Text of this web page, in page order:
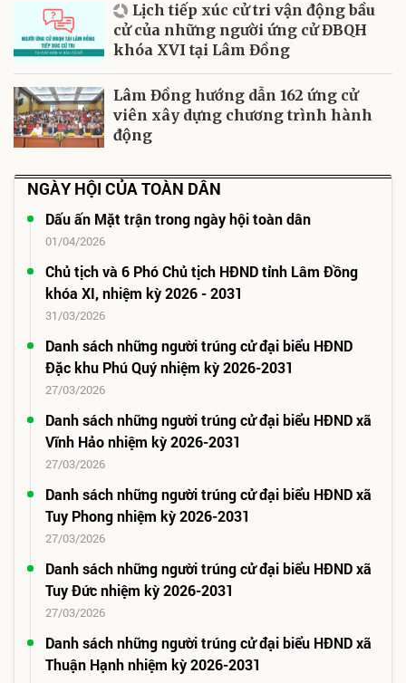
Lịch tiếp xúc cử tri vận động bầu
cử của những người ứng cử ĐBQH
khóa XVI tại Lâm Đồng
Lâm Đồng hướng dẫn 162 ứng cử
viên xây dựng chương trình hành
động
NGÀY HỘI CỦA TOÀN DÂN
Dấu ấn Mặt trận trong ngày hội toàn dân
01/04/2026
Chủ tịch và 6 Phó Chủ tịch HĐND tỉnh Lâm Đồng
khóa XI, nhiệm kỳ 2026 - 2031
31/03/2026
Danh sách những người trúng cử đại biểu HĐND
Đặc khu Phú Quý nhiệm kỳ 2026-2031
27/03/2026
Danh sách những người trúng cử đại biểu HĐND xã
Vĩnh Hảo nhiệm kỳ 2026-2031
27/03/2026
Danh sách những người trúng cử đại biểu HĐND xã
Tuy Phong nhiệm kỳ 2026-2031
27/03/2026
Danh sách những người trúng cử đại biểu HĐND xã
Tuy Đức nhiệm kỳ 2026-2031
27/03/2026
Danh sách những người trúng cử đại biểu HĐND xã
Thuận Hạnh nhiệm kỳ 2026-2031